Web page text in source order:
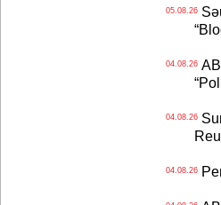
05.08.26
04.08.26
04.08.26
04.08.26